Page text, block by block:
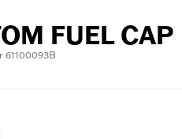
FUEL CAP
61100093B